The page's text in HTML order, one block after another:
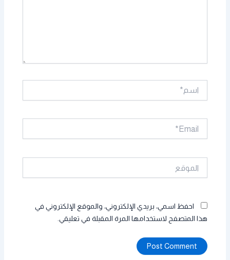
احفظ اسمي، بريدي الإلكتروني، والموقع الإلكتروني في
هذا المتصفح لاستخدامها المرة المقبلة في تعليقي.